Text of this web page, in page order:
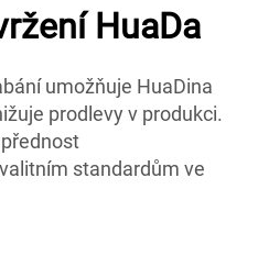
HuaDa
umožňuje HuaDina
prodlevy v produkci.
standardům ve